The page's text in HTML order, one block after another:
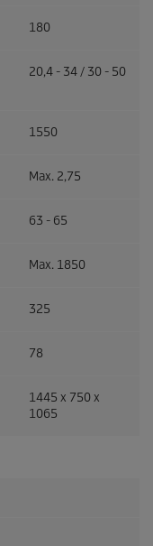
180
20,4 - 34 / 30 - 50
1550
Max. 2,75
63 - 65
Max. 1850
325
78
1445 x 750 x
1065